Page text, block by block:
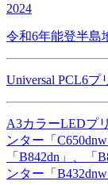
2024
令和6年能登半島
Universal PCL6
A3カラーLEDプ
ンター「
「B842dn」、「
ンター「